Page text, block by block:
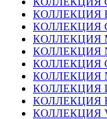
КОЛЛЕКЦИЯ
КОЛЛЕКЦИЯ
КОЛЛЕКЦИЯ
КОЛЛЕКЦИЯ
КОЛЛЕКЦИЯ
КОЛЛЕКЦИЯ
КОЛЛЕКЦИЯ
КОЛЛЕКЦИЯ
КОЛЛЕКЦИЯ